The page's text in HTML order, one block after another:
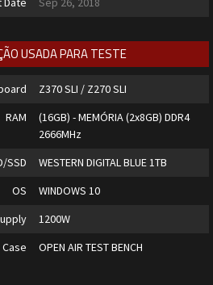
USADA PARA TESTE
Z370 SLI / Z270 SLI
RAM
(16GB) - MEMÓRIA (2x8GB) DDR4
2666MHz
SSD
WESTERN DIGITAL BLUE 1TB
OS
WINDOWS 10
1200W
Case
OPEN AIR TEST BENCH